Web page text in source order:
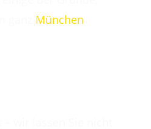
München